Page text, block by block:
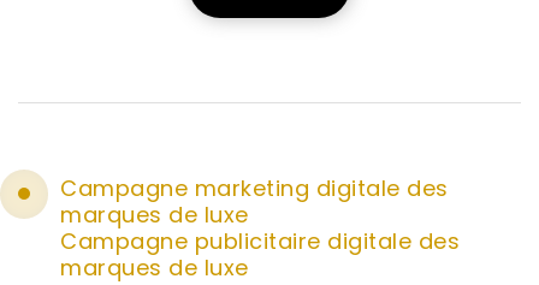
Campagne marketing digitale des
marques de luxe
Campagne publicitaire digitale des
marques de luxe